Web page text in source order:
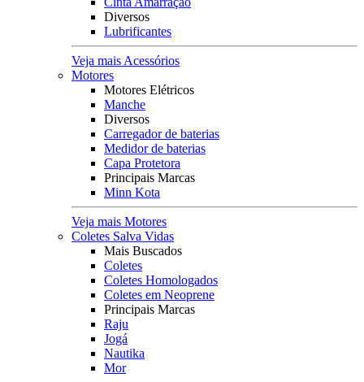
Diversos
Lubrificantes
Veja mais Acessórios
Motores
Motores Elétricos
Manche
Diversos
Carregador de baterias
Medidor de baterias
Capa Protetora
Principais Marcas
Minn Kota
Veja mais Motores
Coletes Salva Vidas
Mais Buscados
Coletes
Coletes Homologados
Coletes em Neoprene
Principais Marcas
Raju
Jogá
Nautika
Mor